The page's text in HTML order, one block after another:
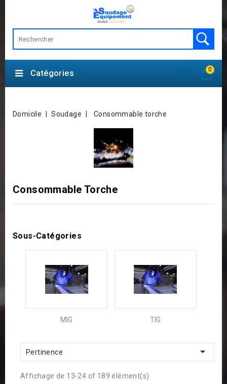
0
Catégories
Domicile Soudage Consommable torche
Consommable Torche
Sous-Catégories
MIG TIG
Pertinence 
Affichage de 13-24 of 189 élément(s)